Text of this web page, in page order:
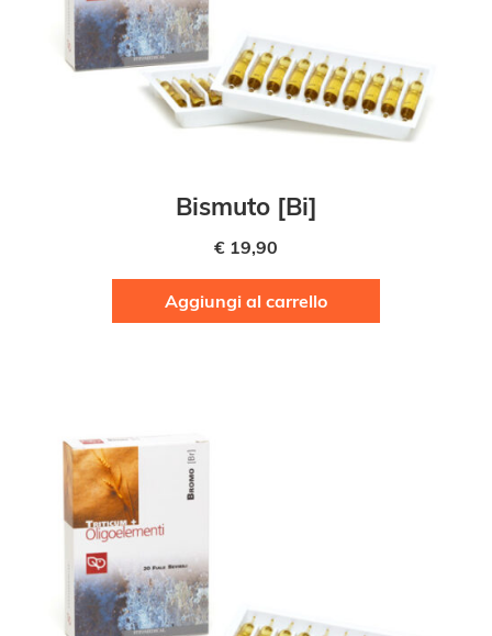
Bismuto [Bi]
€ 19,90
Aggiungi al carrello